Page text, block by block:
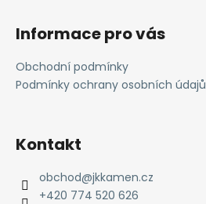
Informace pro vás
Obchodní podmínky
Podmínky ochrany osobních údajů
Kontakt
obchod@jkkamen.cz
+420 774 520 626